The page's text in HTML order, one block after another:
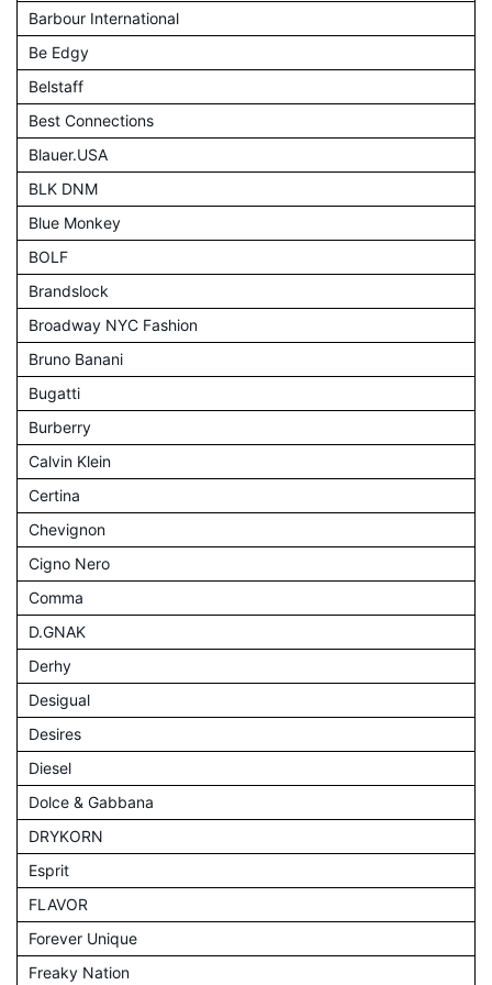
Barbour International
Be Edgy
Belstaff
Best Connections
Blauer.USA
BLK DNM
Blue Monkey
BOLF
Brandslock
Broadway NYC Fashion
Bruno Banani
Bugatti
Burberry
Calvin Klein
Certina
Chevignon
Cigno Nero
Comma
D.GNAK
Derhy
Desigual
Desires
Diesel
Dolce & Gabbana
DRYKORN
Esprit
FLAVOR
Forever Unique
Freaky Nation